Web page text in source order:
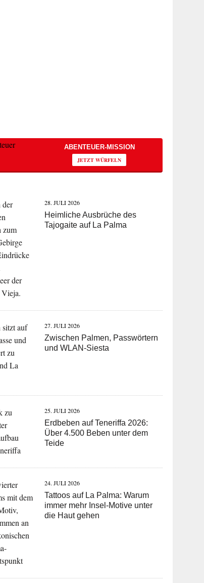
ABENTEUER-MISSION
JETZT WÜRFELN
28. JULI 2026
Heimliche Ausbrüche des
Tajogaite auf La Palma
27. JULI 2026
Zwischen Palmen, Passwörtern
und WLAN-Siesta
25. JULI 2026
Erdbeben auf Teneriffa 2026:
Über 4.500 Beben unter dem
Teide
24. JULI 2026
Tattoos auf La Palma: Warum
immer mehr Insel-Motive unter
die Haut gehen